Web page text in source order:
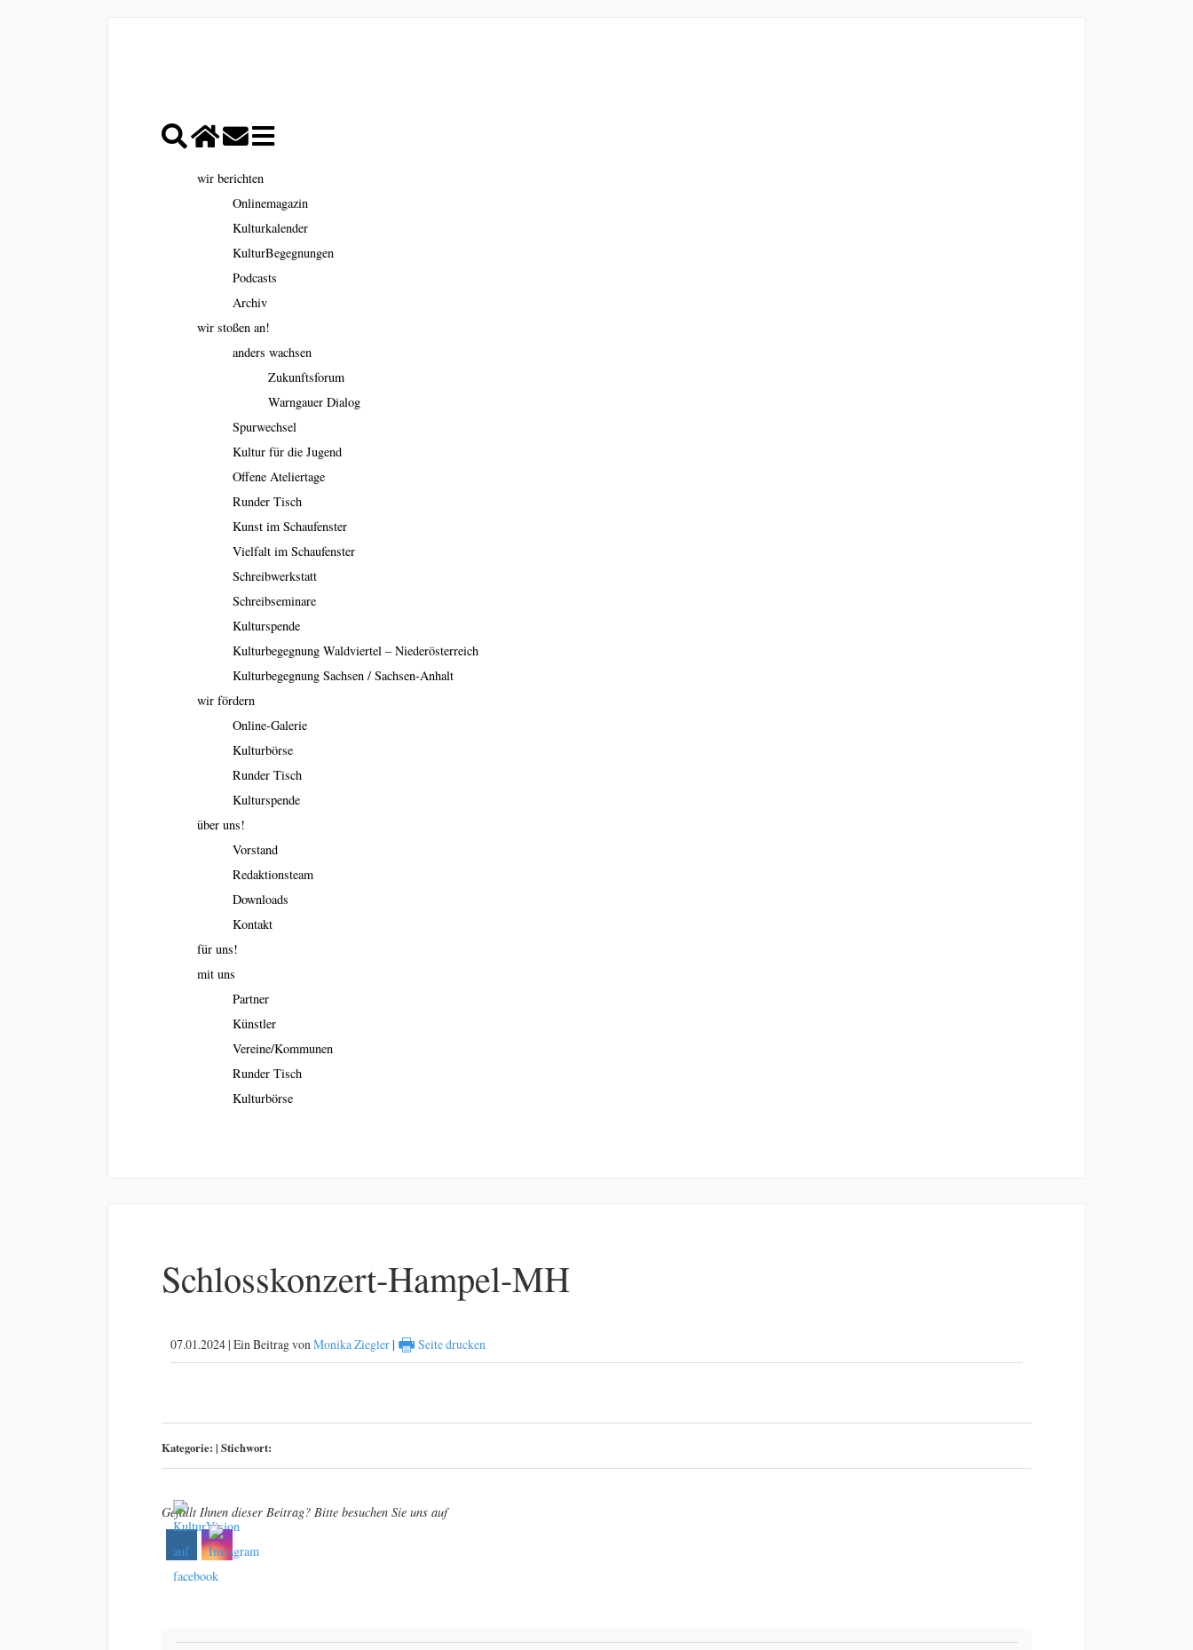
wir berichten
Onlinemagazin
Kulturkalender
KulturBegegnungen
Podcasts
Archiv
wir stoßen an!
anders wachsen
Zukunftsforum
Warngauer Dialog
Spurwechsel
Kultur für die Jugend
Offene Ateliertage
Runder Tisch
Kunst im Schaufenster
Vielfalt im Schaufenster
Schreibwerkstatt
Schreibseminare
Kulturspende
Kulturbegegnung Waldviertel – Niederösterreich
Kulturbegegnung Sachsen / Sachsen-Anhalt
wir fördern
Online-Galerie
Kulturbörse
Runder Tisch
Kulturspende
über uns!
Vorstand
Redaktionsteam
Downloads
Kontakt
für uns!
mit uns
Partner
Künstler
Vereine/Kommunen
Runder Tisch
Kulturbörse
Schlosskonzert-Hampel-MH
07.01.2024 | Ein Beitrag von Monika Ziegler | 🖶 Seite drucken
Kategorie: | Stichwort:
Gefällt Ihnen dieser Beitrag? Bitte besuchen Sie uns auf